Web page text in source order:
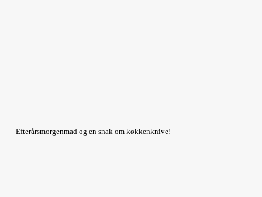
Efterårsmorgenmad og en snak om køkkenknive!